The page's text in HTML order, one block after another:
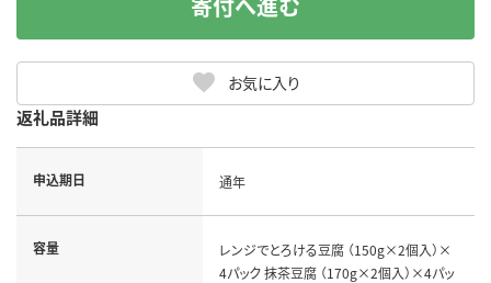
お気に入り
返礼品詳細
申込期日 通年
容量
レンジでとろける豆腐 （150g×2個入）×
4パック 抹茶豆腐 （170g×2個入）×4パッ